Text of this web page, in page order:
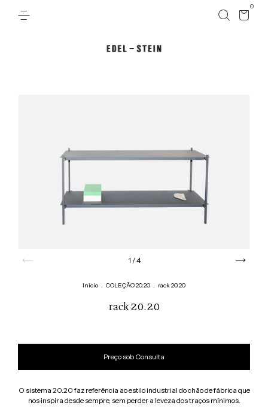
0
1 /4
Início . COLEÇÃO 20.20 . rack 20.20
rack 20.20
O sistema 20.20 faz referência ao estilo industrial do chão de fábrica que
nos inspira desde sempre, sem perder a leveza dos traços mínimos.